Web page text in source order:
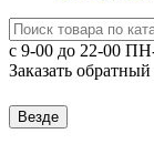
c 9-00 до 22-00
Заказать
Везде